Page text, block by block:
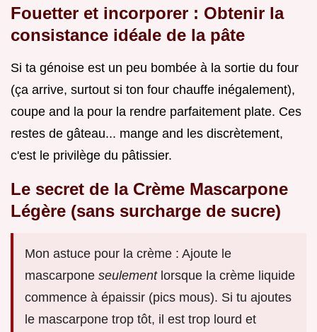
Fouetter et incorporer : Obtenir la
consistance idéale de la pâte
Si ta génoise est un peu bombée à la sortie du four
(ça arrive, surtout si ton four chauffe inégalement),
coupe and la pour la rendre parfaitement plate. Ces
restes de gâteau... mange and les discrètement,
c'est le privilège du pâtissier.
Le secret de la Crème Mascarpone
Légère (sans surcharge de sucre)
Mon astuce pour la crème : Ajoute le
mascarpone seulement lorsque la crème liquide
commence à épaissir (pics mous). Si tu ajoutes
le mascarpone trop tôt, il est trop lourd et